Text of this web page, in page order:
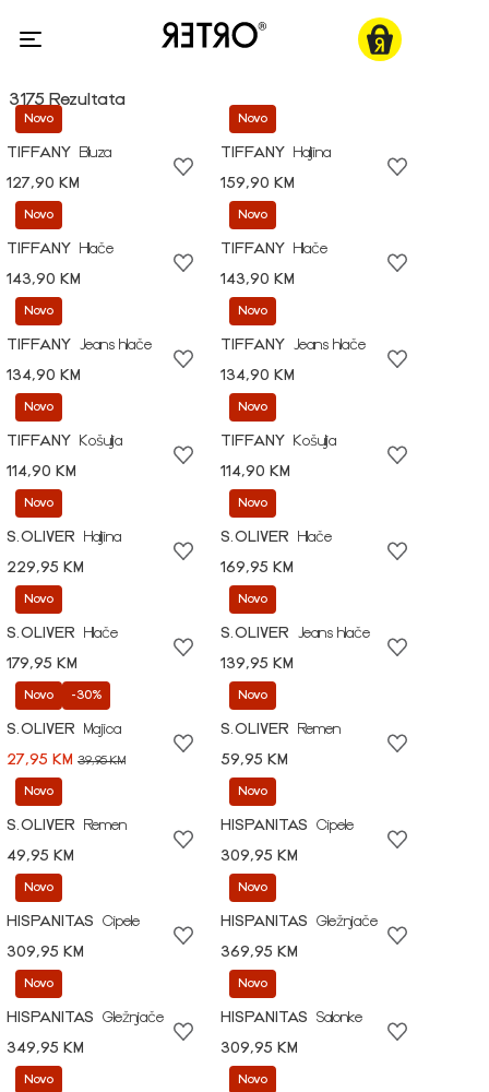
3175 Rezultata
Novo
TIFFANY
Bluza
127,90 KM
Novo
TIFFANY
Haljina
159,90 KM
Novo
TIFFANY
Hlače
143,90 KM
Novo
TIFFANY
Hlače
143,90 KM
Novo
TIFFANY
Jeans hlače
134,90 KM
Novo
TIFFANY
Jeans hlače
134,90 KM
Novo
TIFFANY
Košulja
114,90 KM
Novo
TIFFANY
Košulja
114,90 KM
Novo
S.OLIVER
Haljina
229,95 KM
Novo
S.OLIVER
Hlače
169,95 KM
Novo
S.OLIVER
Hlače
179,95 KM
Novo
S.OLIVER
Jeans hlače
139,95 KM
Novo -30%
S.OLIVER
Majica
27,95 KM 39,95 KM
Novo
S.OLIVER
Remen
59,95 KM
Novo
S.OLIVER
Remen
49,95 KM
Novo
HISPANITAS
Cipele
309,95 KM
Novo
HISPANITAS
Cipele
309,95 KM
Novo
HISPANITAS
Gležnjače
369,95 KM
Novo
HISPANITAS
Gležnjače
349,95 KM
Novo
HISPANITAS
Salonke
309,95 KM
Novo Novo